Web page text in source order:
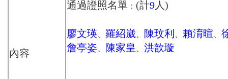
內容
通過證照名單 ： (計9人)
廖文瑛、 羅紹崴、 陳玟利 、 賴淯暄、
詹亭姿、 陳家皇 、 洪歆璇